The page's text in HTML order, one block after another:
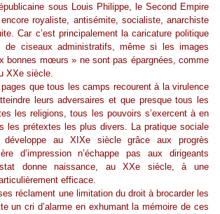
sous Louis Philippe, le Second Empire
royaliste, antisémite, socialiste, anarchiste
Car c’est principalement la caricature politique
ciseaux administratifs, même si les images
bonnes mœurs » ne sont pas épargnées, comme
XXe siècle.
que tous les camps recourent à la virulence
leurs adversaires et que presque tous les
les religions, tous les pouvoirs s’exercent à en
les prétextes les plus divers. La pratique sociale
au XIXe siècle grâce aux progrès
d’impression n’échappe pas aux dirigeants
donne naissance, au XXe siècle, à une
efficace.
réclament une limitation du droit à brocarder les
un cri d’alarme en exhumant la mémoire de ces